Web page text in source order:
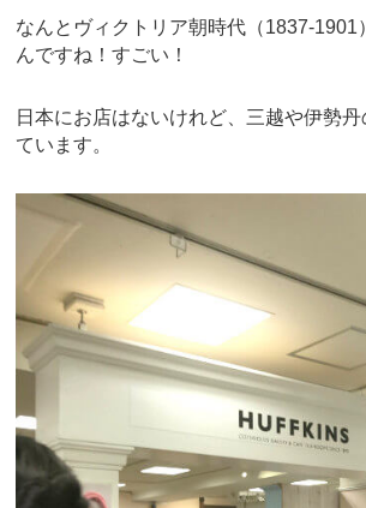
なんとヴィクトリア朝時代（1837-1901
んですね！すごい！
日本にお店はないけれど、三越や伊勢
ています。